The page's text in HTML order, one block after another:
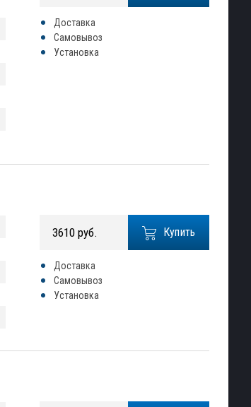
Доставка
Самовывоз
Установка
Купить
3610 руб.
Доставка
Самовывоз
Установка